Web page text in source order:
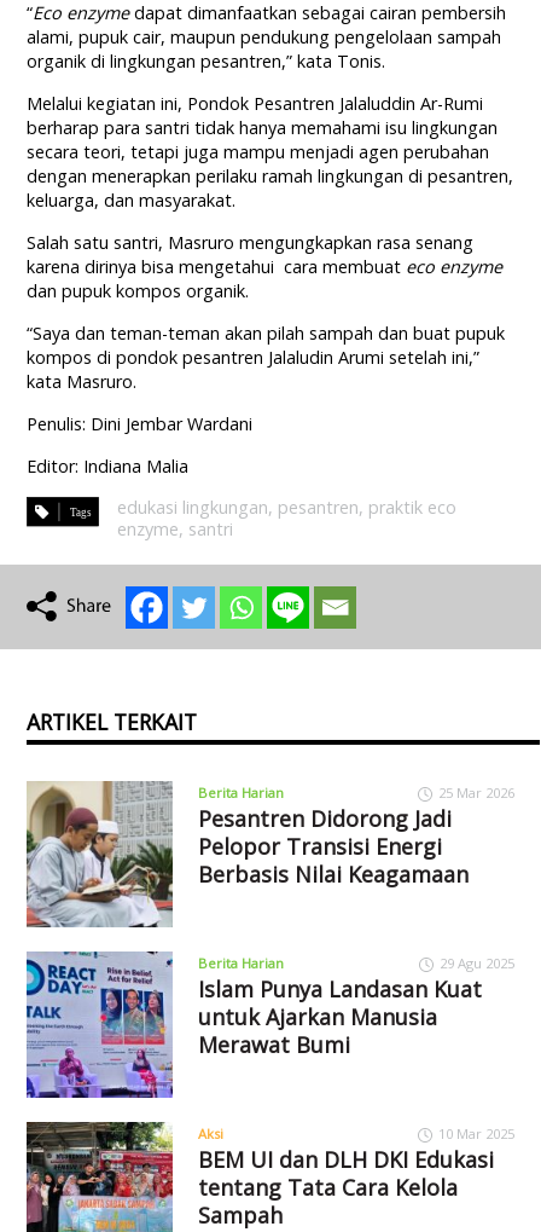
“Eco enzymedapat dimanfaatkan sebagai cairan pembersih
alami, pupuk cair, maupun pendukung pengelolaan sampah
organik di lingkungan pesantren,” kata Tonis.
Melalui kegiatan ini, Pondok Pesantren Jalaluddin Ar-Rumi
berharap para santri tidak hanya memahami isu lingkungan
secara teori, tetapi juga mampu menjadi agen perubahan
dengan menerapkan perilaku ramah lingkungan di pesantren,
keluarga, dan masyarakat.
Salah satu santri, Masruro mengungkapkan rasa senang
karena dirinya bisa mengetahui cara membuat eco enzyme
dan pupuk kompos organik.
“Saya dan teman-teman akan pilah sampah dan buat pupuk
kompos di pondok pesantren Jalaludin Arumi setelah ini,”
kata Masruro.
Penulis: Dini Jembar Wardani
Editor: Indiana Malia
edukasi lingkungan, pesantren, praktik eco
enzyme, santri
ARTIKEL TERKAIT
Berita Harian 25 Mar 2026
Pesantren Didorong Jadi
Pelopor Transisi Energi
Berbasis Nilai Keagamaan
Berita Harian 29 Agu 2025
Islam Punya Landasan Kuat
untuk Ajarkan Manusia
Merawat Bumi
Aksi 10 Mar 2025
BEM UI dan DLH DKI Edukasi
tentang Tata Cara Kelola
Sampah